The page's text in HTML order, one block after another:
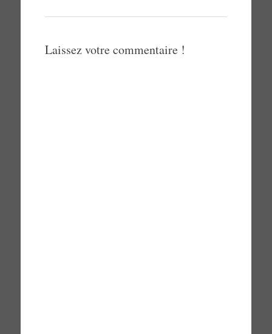
Laissez votre commentaire !